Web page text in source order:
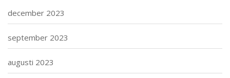
december 2023
september 2023
augusti 2023